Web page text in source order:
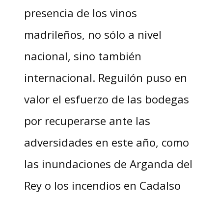
presencia de los vinos
madrileños, no sólo a nivel
nacional, sino también
internacional. Reguilón puso en
valor el esfuerzo de las bodegas
por recuperarse ante las
adversidades en este año, como
las inundaciones de Arganda del
Rey o los incendios en Cadalso